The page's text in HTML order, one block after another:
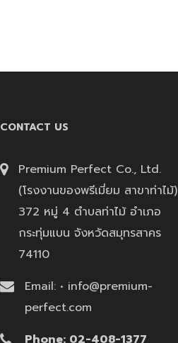
CONTACT US
Premium Perfect Co., Ltd.
(โรงงานของพรีเมี่ยม สาขาท่าไม้)
372 หมู่ 4 ตำบลท่าไม้ อำเภอ
กระทุ่มแบน จังหวัดสมุทรสาคร
74110
Email: • info@premium-
perfect.com
Phone: 02-408-1377